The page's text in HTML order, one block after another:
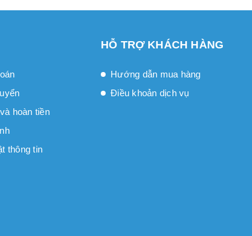
hoàn tiền
thông tin
HỖ TRỢ KHÁCH HÀNG
Hướng dẫn mua hàng
Điều khoản dịch vụ